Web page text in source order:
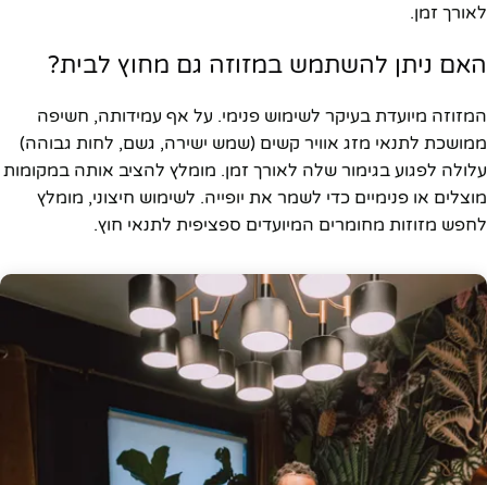
לאורך זמן.
האם ניתן להשתמש במזוזה גם מחוץ לבית?
המזוזה מיועדת בעיקר לשימוש פנימי. על אף עמידותה, חשיפה
ממושכת לתנאי מזג אוויר קשים (שמש ישירה, גשם, לחות גבוהה)
עלולה לפגוע בגימור שלה לאורך זמן. מומלץ להציב אותה במקומות
מוצלים או פנימיים כדי לשמר את יופייה. לשימוש חיצוני, מומלץ
לחפש מזוזות מחומרים המיועדים ספציפית לתנאי חוץ.